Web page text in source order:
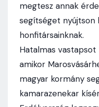
megtesz annak
segítséget nyújtson
honfitársainknak.
Hatalmas
amikor
magyar kormány
kamarazenekar